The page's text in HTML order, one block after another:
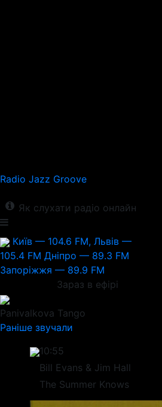
Radio Jazz Groove
Як слухати радіо онлайн
Київ — 104.6 FM, Львів —
105.4 FM Дніпро — 89.3 FM
Запоріжжя — 89.9 FM
Зараз в ефірі
Panivalkova Tango
Раніше звучали
10:55
Bill Evans & Jim Hall
The Summer Knows